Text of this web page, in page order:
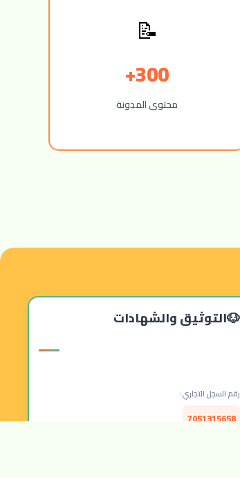
📝
300+
محتوى المدونة
التوثيق والشهادات
رقم السجل التجاري:
7051315658